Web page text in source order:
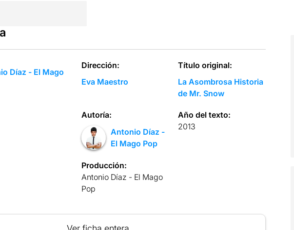
Díaz - El Mago
Dirección:
Eva Maestro
Título original:
La Asombrosa Historia
de Mr. Snow
Autoría:
Antonio Díaz -
El Mago Pop
Año del texto:
2013
Producción:
Antonio Díaz - El Mago
Pop